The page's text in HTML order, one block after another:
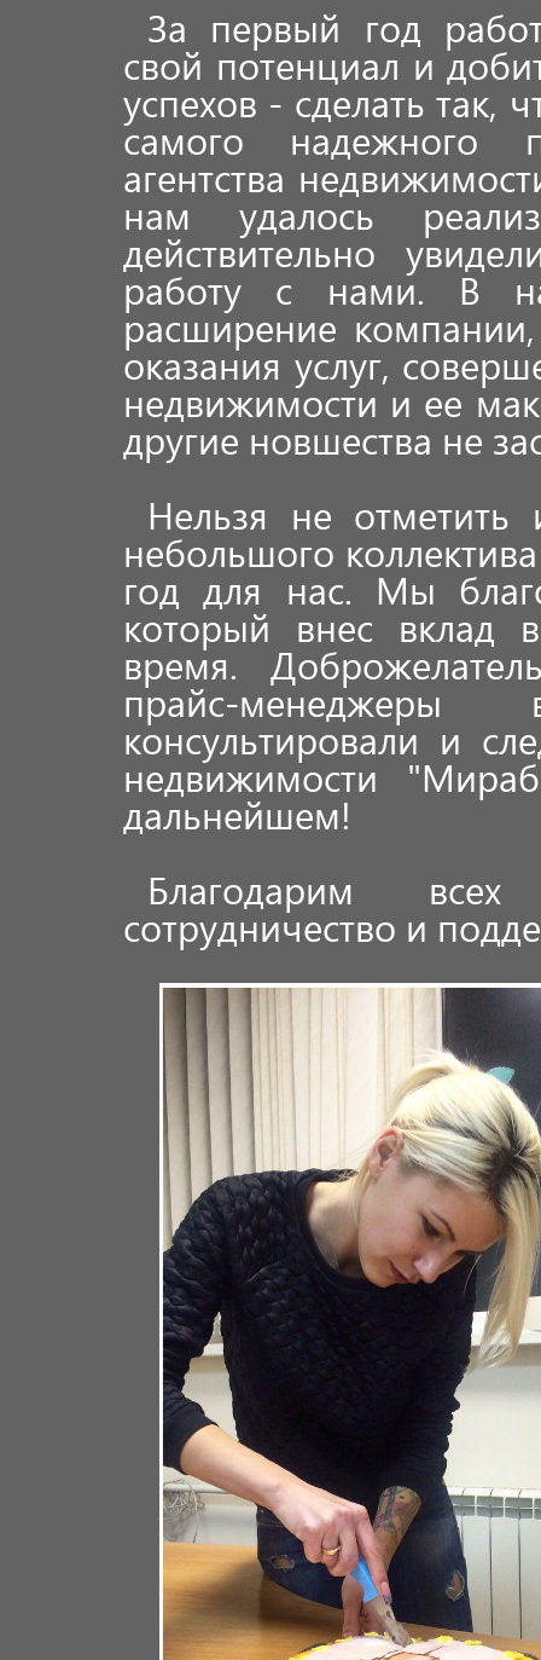
За первый год
свой потенциал и
успехов - сделать так,
самого надежного
агентства
нам удалось
действительно
работу с нами. В
расширение
оказания услуг,
недвижимости и ее
другие новшества не
Нельзя не
небольшого
год для нас. Мы
который внес вклад
время.
прайс-
консультировали и
недвижимости
дальнейшем!
Благодарим
сотрудничество и